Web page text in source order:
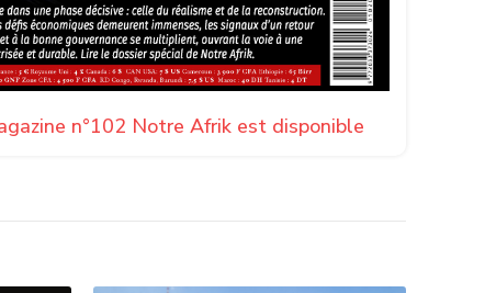
n°102 Notre Afrik est disponible